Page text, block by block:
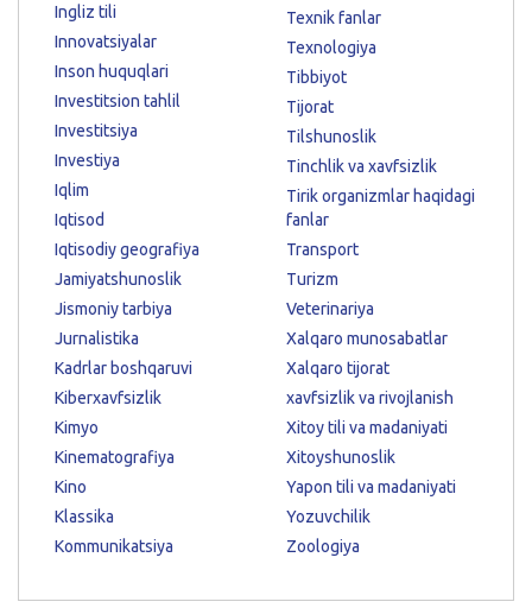
Ingliz tili
Innovatsiyalar
Inson huquqlari
Investitsion tahlil
Investitsiya
Investiya
Iqlim
Iqtisod
Iqtisodiy geografiya
Jamiyatshunoslik
Jismoniy tarbiya
Jurnalistika
Kadrlar boshqaruvi
Kiberxavfsizlik
Kimyo
Kinematografiya
Kino
Klassika
Kommunikatsiya
Texnik fanlar
Texnologiya
Tibbiyot
Tijorat
Tilshunoslik
Tinchlik va xavfsizlik
Tirik organizmlar haqidagi
fanlar
Transport
Turizm
Veterinariya
Xalqaro munosabatlar
Xalqaro tijorat
xavfsizlik va rivojlanish
Xitoy tili va madaniyati
Xitoyshunoslik
Yapon tili va madaniyati
Yozuvchilik
Zoologiya